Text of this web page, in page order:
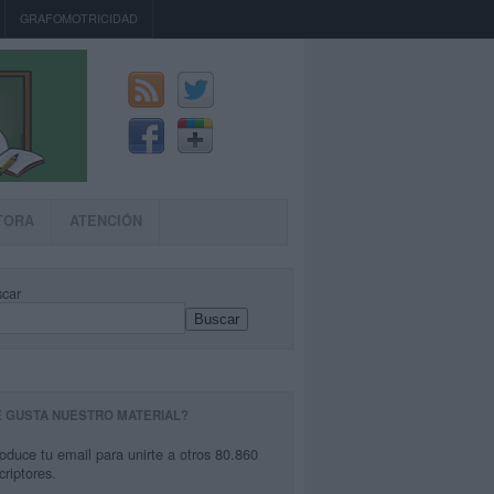
GRAFOMOTRICIDAD
ATENCIÓN
Buscar
GUSTA NUESTRO MATERIAL?
tu email para unirte a otros 80.860